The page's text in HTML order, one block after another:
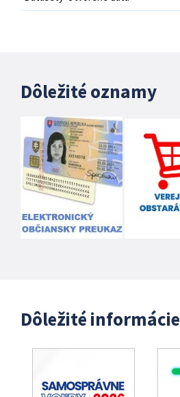
Dôležité oznamy
Dôležité informácie